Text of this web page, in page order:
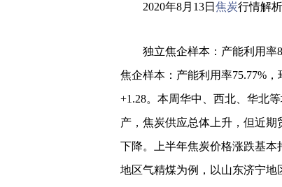
2020年8月13日 焦炭行情解析
独立焦企样本：产能利用率
焦企样本：产能利用率75.77%，
+1.28。本周华中、西北、华北
产，焦炭供应总体上升，但近
下降。上半年焦炭价格涨跌基本
地区气精煤为例，以山东济宁地